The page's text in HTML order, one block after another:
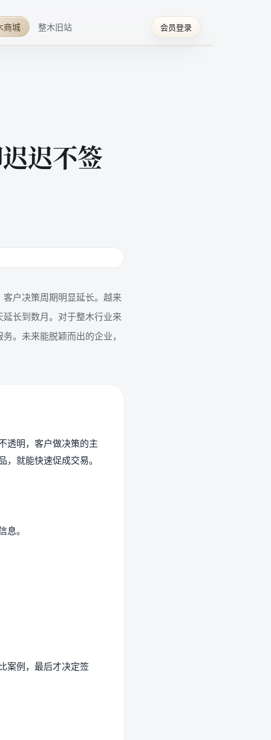
商城 整木旧站 会员登录
迟不签
户决策周期明显延长。越来
长到数月。对于整木行业来
。未来能脱颖而出的企业，
透明，客户做决策的主
就能快速促成交易。
。
案例，最后才决定签